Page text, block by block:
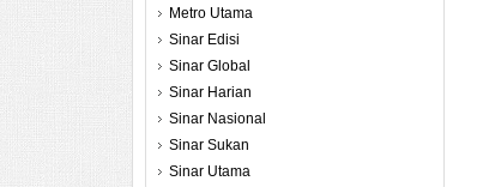
Metro Utama
Sinar Edisi
Sinar Global
Sinar Harian
Sinar Nasional
Sinar Sukan
Sinar Utama